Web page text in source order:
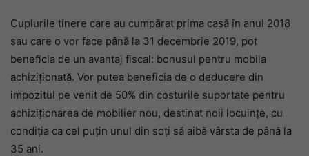
Cuplurile tinere care au cumpărat prima casă în anul 2018
sau care o vor face până la 31 decembrie 2019, pot
beneficia de un avantaj fiscal: bonusul pentru mobila
achiziționată. Vor putea beneficia de o deducere din
impozitul pe venit de 50% din costurile suportate pentru
achiziționarea de mobilier nou, destinat noii locuințe, cu
condiția ca cel puțin unul din soți să aibă vârsta de până la
35 ani.